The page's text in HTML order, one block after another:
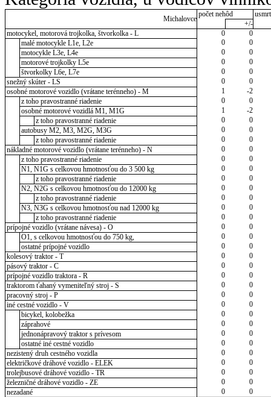
Michalovce
počet nehôd
+/-
motocykel, motorová trojkolka, štvorkolka - L
0
0
malé motocykle L1e, L2e
0
0
motocykle L3e, L4e
0
0
motorové trojkolky L5e
0
0
štvorkolky L6e, L7e
0
0
snežný skúter - LS
0
0
osobné motorové vozidlo (vrátane terénneho) - M
1
-2
z toho pravostranné riadenie
0
0
osobné motorové vozidlá M1, M1G
1
-2
z toho pravostranné riadenie
0
0
autobusy M2, M3, M2G, M3G
0
0
z toho pravostranné riadenie
0
0
nákladné motorové vozidlo (vrátane terénneho) - N
0
0
z toho pravostranné riadenie
0
0
N1, N1G s celkovou hmotnosťou do 3 500 kg
0
0
z toho pravostranné riadenie
0
0
N2, N2G s celkovou hmotnosťou do 12000 kg
0
0
z toho pravostranné riadenie
0
0
N3, N3G s celkovou hmotnosťou nad 12000 kg
0
0
z toho pravostranné riadenie
0
0
prípojné vozidlo (vrátane návesa) - O
0
0
O1, s celkovou hmotnosťou do 750 kg,
0
0
ostatné prípojné vozidlo
0
0
kolesový traktor - T
0
0
pásový traktor - C
0
0
prípojné vozidlo traktora - R
0
0
traktorom ťahaný vymeniteľný stroj - S
0
0
pracovný stroj - P
0
0
iné cestné vozidlo - V
0
0
bicykel, kolobežka
0
0
záprahové
0
0
jednonápravový traktor s prívesom
0
0
ostatné iné cestné vozidlo
0
0
nezistený druh cestného vozidla
0
0
električkové dráhové vozidlo - ELEK
0
0
trolejbusové dráhové vozidlo - TR
0
0
železničné dráhové vozidlo - ZE
0
0
nezadané
0 0